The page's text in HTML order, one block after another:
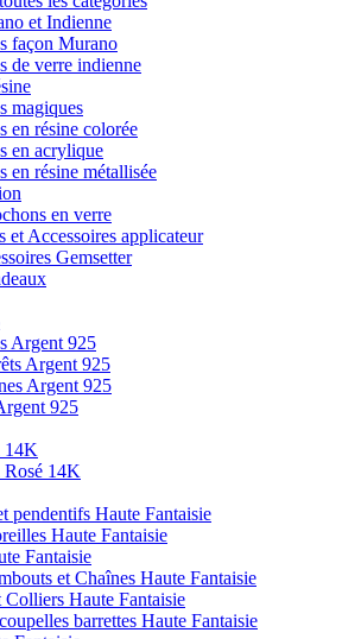
et Indienne
façon Murano
de verre indienne
magiques
en résine colorée
en acrylique
en résine métallisée
en verre
et Accessoires applicateur
Gemsetter
Argent 925
Argent 925
Argent 925
925
14K
14K
pendentifs Haute Fantaisie
Haute Fantaisie
Fantaisie
et Chaînes Haute Fantaisie
Colliers Haute Fantaisie
barrettes Haute Fantaisie